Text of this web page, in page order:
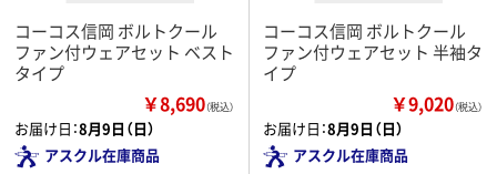
コーコス信岡 ボルトクール
ファン付ウェアセット ベスト
タイプ
￥8,690（税込）
お届け日：8月9日（日）
アスクル在庫商品
コーコス信岡 ボルトクール
ファン付ウェアセット 半袖タ
イプ
￥9,020（税込）
お届け日：8月9日（日）
アスクル在庫商品